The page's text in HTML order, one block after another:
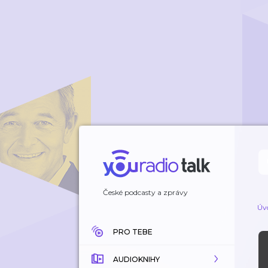
České podcasty a zprávy
PRO TEBE
AUDIOKNIHY